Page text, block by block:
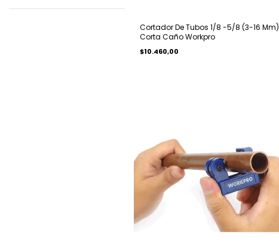
Cortador De Tubos 1/8 -5/8 (3-16 Mm)
Corta Caño Workpro
$10.460,00